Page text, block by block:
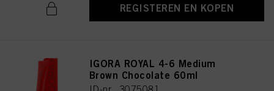
REGISTEREN EN KOPEN
IGORA ROYAL 4-6 Medium
Brown Chocolate 60ml